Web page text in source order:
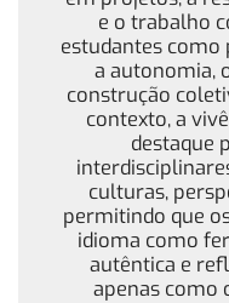
e o trabalho
estudantes como
a autonomia,
construção
contexto, a
destaque
culturas,
permitindo que
idioma como
autêntica e
apenas como